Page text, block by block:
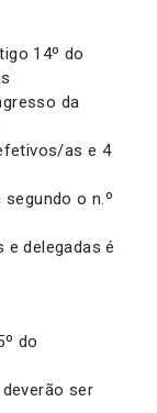
14º do
da
as e 4
o n.º
e delegadas é
do
ser